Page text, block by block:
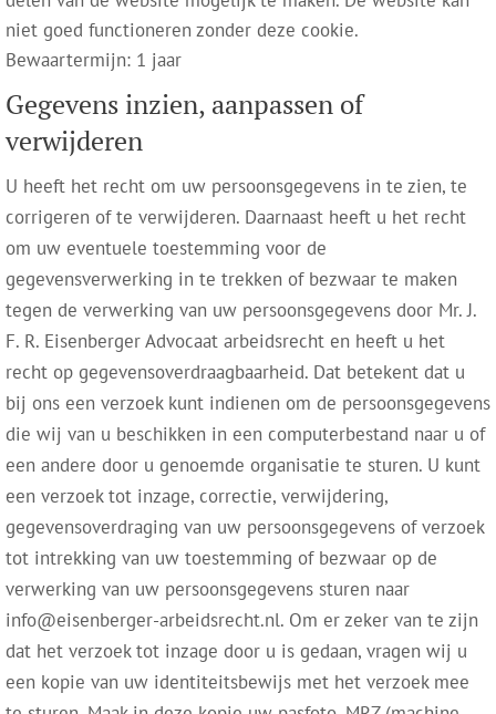
niet goed functioneren zonder deze cookie.
Bewaartermijn: 1 jaar
Gegevens inzien, aanpassen of
verwijderen
U heeft het recht om uw persoonsgegevens in te zien, te
corrigeren of te verwijderen. Daarnaast heeft u het recht
om uw eventuele toestemming voor de
gegevensverwerking in te trekken of bezwaar te maken
tegen de verwerking van uw persoonsgegevens door Mr. J.
F. R. Eisenberger Advocaat arbeidsrecht en heeft u het
recht op gegevensoverdraagbaarheid. Dat betekent dat u
bij ons een verzoek kunt indienen om de persoonsgegevens
die wij van u beschikken in een computerbestand naar u of
een andere door u genoemde organisatie te sturen. U kunt
een verzoek tot inzage, correctie, verwijdering,
gegevensoverdraging van uw persoonsgegevens of verzoek
tot intrekking van uw toestemming of bezwaar op de
verwerking van uw persoonsgegevens sturen naar
info@eisenberger-arbeidsrecht.nl. Om er zeker van te zijn
dat het verzoek tot inzage door u is gedaan, vragen wij u
een kopie van uw identiteitsbewijs met het verzoek mee